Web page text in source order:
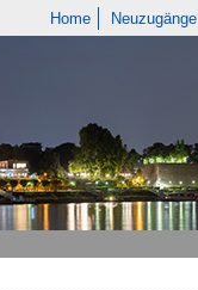
Home Neuzugänge